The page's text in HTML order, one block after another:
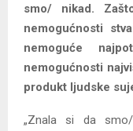
smo/ nikad.
nemogućnosti
nemoguće
nemogućnosti
produkt ljudske
„Znala si da